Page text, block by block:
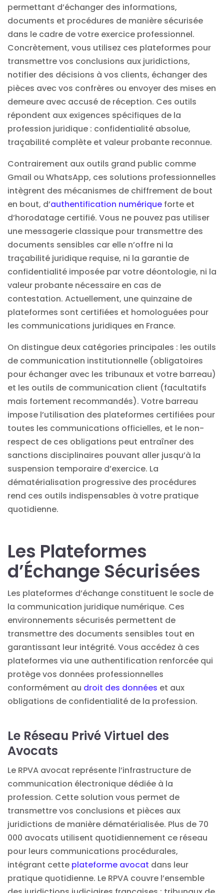
permettant d’échanger des informations,
documents et procédures de manière sécurisée
dans le cadre de votre exercice professionnel.
Concrètement, vous utilisez ces plateformes pour
transmettre vos conclusions aux juridictions,
notifier des décisions à vos clients, échanger des
pièces avec vos confrères ou envoyer des mises en
demeure avec accusé de réception. Ces outils
répondent aux exigences spécifiques de la
profession juridique : confidentialité absolue,
traçabilité complète et valeur probante reconnue.
Contrairement aux outils grand public comme
Gmail ou WhatsApp, ces solutions professionnelles
intègrent des mécanismes de chiffrement de bout
en bout, d’authentification numérique forte et
d’horodatage certifié. Vous ne pouvez pas utiliser
une messagerie classique pour transmettre des
documents sensibles car elle n’offre ni la
traçabilité juridique requise, ni la garantie de
confidentialité imposée par votre déontologie, ni la
valeur probante nécessaire en cas de
contestation. Actuellement, une quinzaine de
plateformes sont certifiées et homologuées pour
les communications juridiques en France.
On distingue deux catégories principales : les outils
de communication institutionnelle (obligatoires
pour échanger avec les tribunaux et votre barreau)
et les outils de communication client (facultatifs
mais fortement recommandés). Votre barreau
impose l’utilisation des plateformes certifiées pour
toutes les communications officielles, et le non-
respect de ces obligations peut entraîner des
sanctions disciplinaires pouvant aller jusqu’à la
suspension temporaire d’exercice. La
dématérialisation progressive des procédures
rend ces outils indispensables à votre pratique
quotidienne.
Les Plateformes
d’Échange Sécurisées
Les plateformes d’échange constituent le socle de
la communication juridique numérique. Ces
environnements sécurisés permettent de
transmettre des documents sensibles tout en
garantissant leur intégrité. Vous accédez à ces
plateformes via une authentification renforcée qui
protège vos données professionnelles
conformément au droit des données et aux
obligations de confidentialité de la profession.
Le Réseau Privé Virtuel des
Avocats
Le RPVA avocat représente l’infrastructure de
communication électronique dédiée à la
profession. Cette solution vous permet de
transmettre vos conclusions et pièces aux
juridictions de manière dématérialisée. Plus de 70
000 avocats utilisent quotidiennement ce réseau
pour leurs communications procédurales,
intégrant cette plateforme avocat dans leur
pratique quotidienne. Le RPVA couvre l’ensemble